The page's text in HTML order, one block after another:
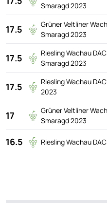
Smaragd 2023
17.5
Grüner Veltliner
Smaragd 2023
17.5
Riesling Wachau
Smaragd 2023
17.5
Riesling Wachau
2023
17
Grüner Veltliner
Smaragd 2023
16.5 Riesling Wachau